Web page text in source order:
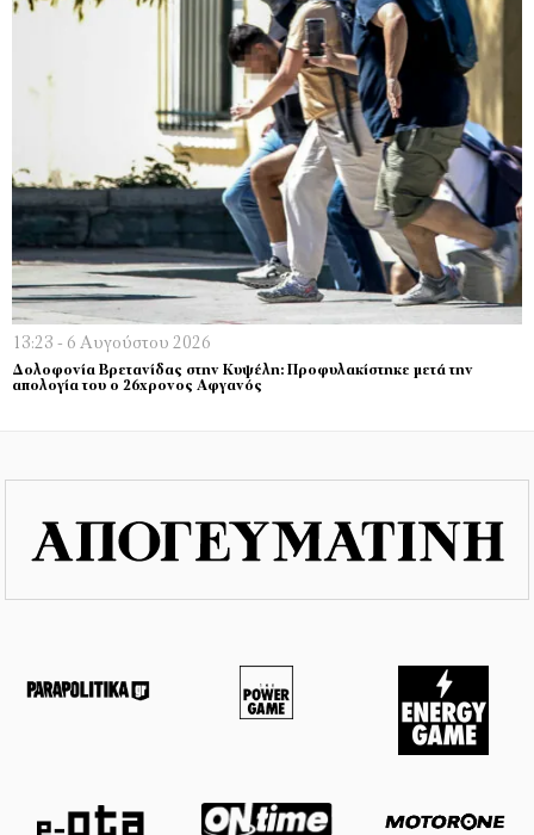
13:23 - 6 Αυγούστου 2026
Δολοφονία Βρετανίδας στην Κυψέλη: Προφυλακίστηκε μετά την
απολογία του ο 26χρονος Αφγανός